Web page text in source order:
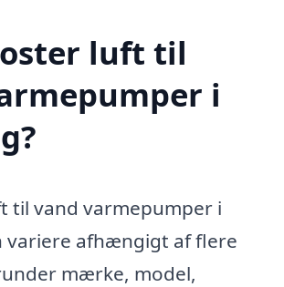
luft til
i
til vand varmepumper i
variere afhængigt af flere
mærke, model,